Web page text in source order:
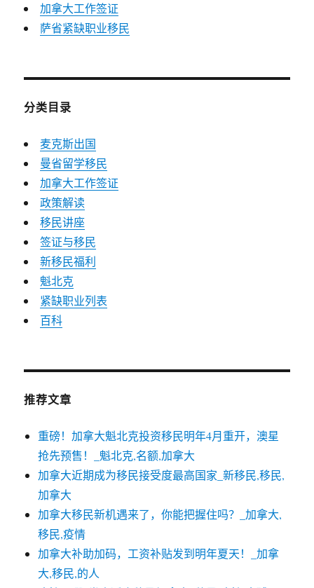
加拿大工作签证
萨省紧缺职业移民
分类目录
麦克斯出国
曼省留学移民
加拿大工作签证
政策解读
移民讲座
签证与移民
新移民福利
魁北克
紧缺职业列表
百科
推荐文章
重磅！加拿大魁北克投资移民明年4月重开，澳星
抢先预售！_魁北克,名额,加拿大
加拿大近期成为移民接受度最高国家_新移民,移民,
加拿大
加拿大移民新机遇来了，你能把握住吗？_加拿大,
移民,疫情
加拿大补助加码，工资补贴发到明年夏天！_加拿
大,移民,的人